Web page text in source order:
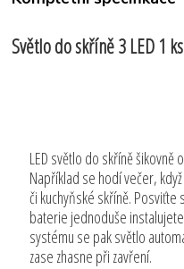
Světlo do skříně 3 LED 1 ks
LED světlo do skříně šikovně
Například se hodí večer,
či kuchyňské skříně. Posviťte
baterie jednoduše
systému se pak světlo
zase zhasne při zavření.